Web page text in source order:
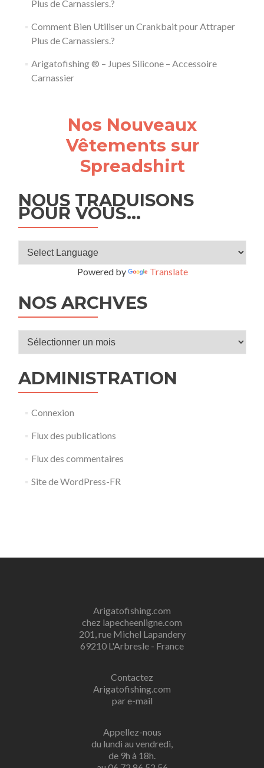
Plus de Carnassiers.?
Comment Bien Utiliser un Crankbait pour Attraper
Plus de Carnassiers.?
Arigatofishing ® – Jupes Silicone – Accessoire
Carnassier
Nos Nouveaux
Vêtements sur
Spreadshirt
NOUS TRADUISONS
POUR VOUS…
Powered by Translate
NOS ARCHVES
ADMINISTRATION
Connexion
Flux des publications
Flux des commentaires
Site de WordPress-FR
Arigatofishing.com
chez lapecheenligne.com
201, rue Michel Lapandery
69210 L'Arbresle - France
Contactez
Arigatofishing.com
par e-mail
Appellez-nous
du lundi au vendredi,
de 9h à 18h.